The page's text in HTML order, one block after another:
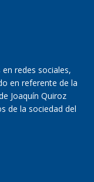
redes sociales,
en referente de la
Joaquín Quiroz
de la sociedad del